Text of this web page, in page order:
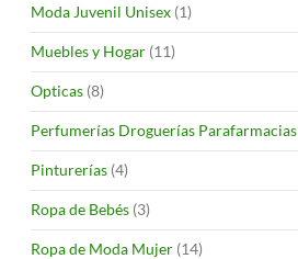
Moda Juvenil Unisex (1)
Muebles y Hogar (11)
Opticas (8)
Perfumerías Droguerías Parafarmacias
Pinturerías (4)
Ropa de Bebés (3)
Ropa de Moda Mujer (14)